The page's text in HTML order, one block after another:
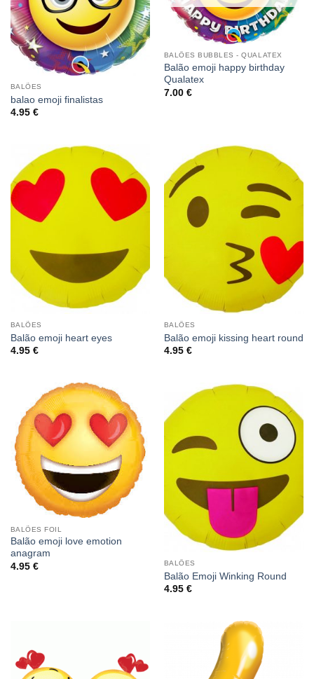
BALÕES
balao emoji finalistas
4.95 €
BALÕES BUBBLES - QUALATEX
Balão emoji happy birthday
Qualatex
7.00 €
BALÕES
Balão emoji heart eyes
4.95 €
BALÕES
Balão emoji kissing heart round
4.95 €
BALÕES FOIL
Balão emoji love emotion
anagram
4.95 € BALÕES
Balão Emoji Winking Round
4.95 €